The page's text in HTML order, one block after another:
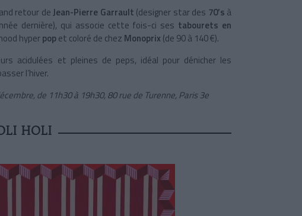
retour deJean-Pierre Garrault (designer star des 70’s à
dernière), qui associe cette fois-ci ses tabourets en
hyperpopet coloré de chez Monoprix (de 90 à 140 €).
acidulées et pleines de peps, idéal pour dénicher les
l’hiver.
de 11h30 à 19h30, 80 rue de Turenne, Paris 3e
HOLI